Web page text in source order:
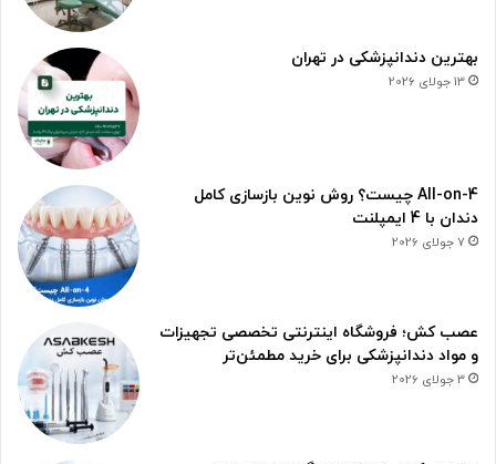
بهترین دندانپزشکی در تهران
13 جولای 2026
All-on-4 چیست؟ روش نوین بازسازی کامل
دندان با 4 ایمپلنت
7 جولای 2026
عصب کش؛ فروشگاه اینترنتی تخصصی تجهیزات
و مواد دندانپزشکی برای خرید مطمئن‌تر
3 جولای 2026